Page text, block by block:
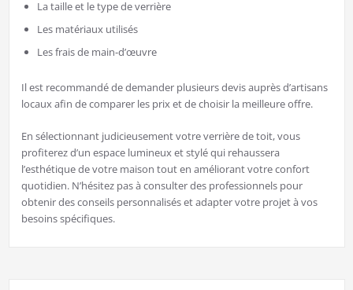
La taille et le type de verrière
Les matériaux utilisés
Les frais de main-d’œuvre
Il est recommandé de demander plusieurs devis auprès d’artisans
locaux afin de comparer les prix et de choisir la meilleure offre.
En sélectionnant judicieusement votre verrière de toit, vous
profiterez d’un espace lumineux et stylé qui rehaussera
l’esthétique de votre maison tout en améliorant votre confort
quotidien. N’hésitez pas à consulter des professionnels pour
obtenir des conseils personnalisés et adapter votre projet à vos
besoins spécifiques.